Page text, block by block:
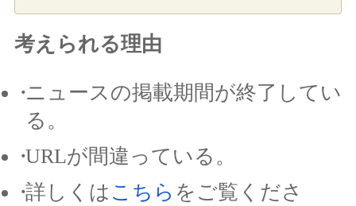
考えられる理由
ニュースの掲載期間が終了してい
る。
URLが間違っている。
詳しくは こちら をご覧くださ